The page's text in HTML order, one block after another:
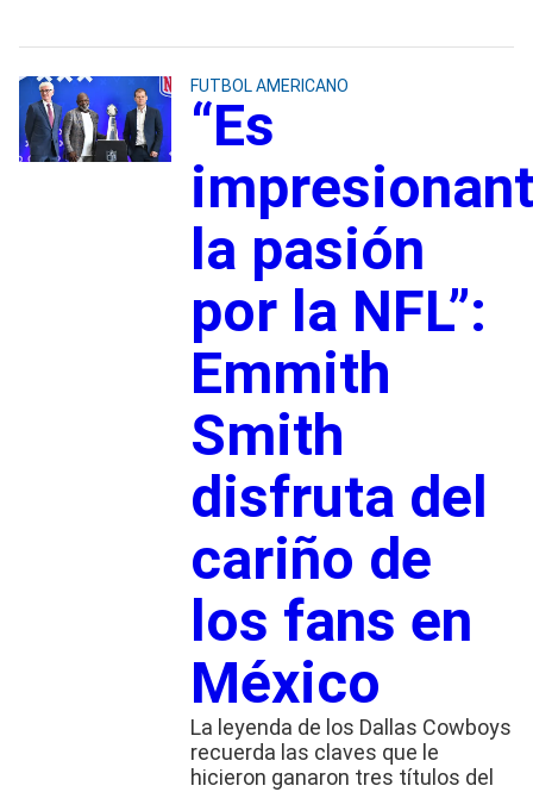
FUTBOL AMERICANO
“Es
la pasión
por la NFL”:
Emmith
Smith
disfruta del
cariño de
los fans en
México
La leyenda de los Dallas Cowboys
recuerda las claves que le
hicieron ganaron tres títulos del